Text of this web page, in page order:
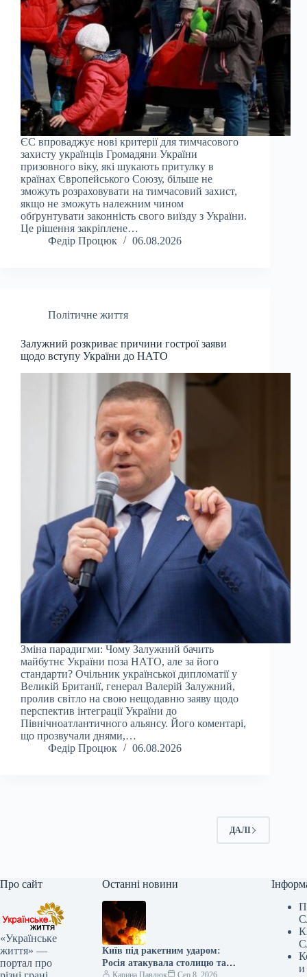
ЄС впроваджує нові критерії для тимчасового
захисту українців Громадяни України
призовного віку, які шукають притулку в
країнах Європейського Союзу, більше не
зможуть розраховувати на тимчасовий захист,
якщо не зможуть належним чином
обґрунтувати законність свого виїзду з України.
Це рішення закріплене…
Федір Процюк
06.08.2026
Політичне життя
Залужний розкриває причини гострої заяви
щодо вступу України до НАТО
Зміна парадигми: Чому Залужний бачить
майбутнє України поза НАТО, але за його
стандарти? Очільник української дипломатії у
Великій Британії, генерал Валерій Залужний,
пролив світло на свою нещодавню заяву щодо
перспектив інтеграції України до
Північноатлантичного альянсу. Його коментарі,
що прозвучали днями,…
Федір Процюк
06.08.2026
ДАЛІ
Про сайт
«Українське
життя» —
портал про
Останні новини
Київ під ракетним ударом:
Росія атакувала столицю та
Карина Павлюк Сер 8, 2026
и